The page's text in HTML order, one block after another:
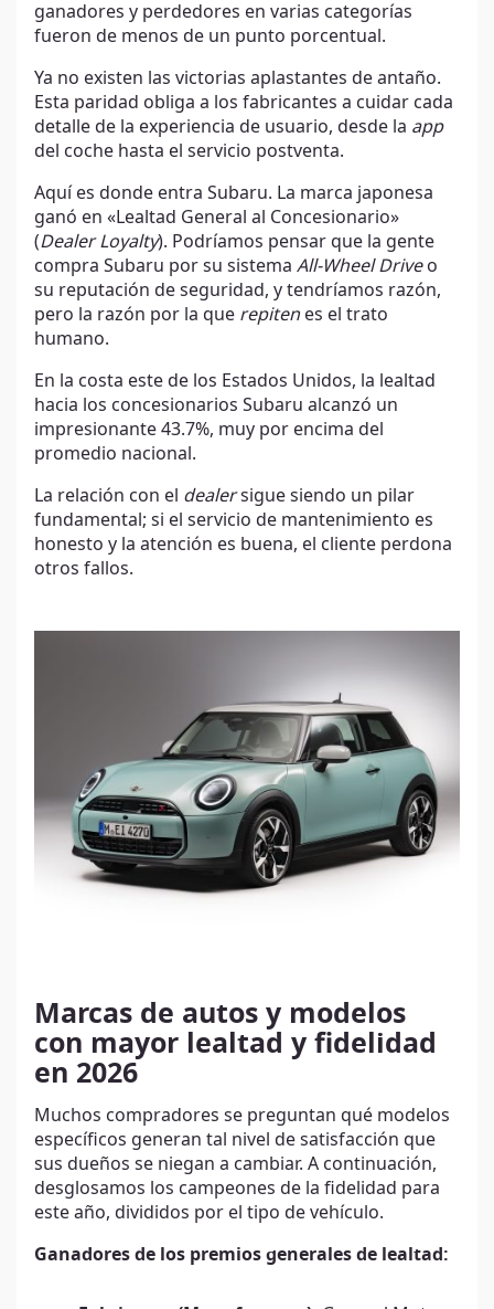
ganadores y perdedores en varias categorías
fueron de menos de un punto porcentual.
Ya no existen las victorias aplastantes de antaño.
Esta paridad obliga a los fabricantes a cuidar cada
detalle de la experiencia de usuario, desde la app
del coche hasta el servicio postventa.
Aquí es donde entra Subaru. La marca japonesa
ganó en «Lealtad General al Concesionario»
(Dealer Loyalty). Podríamos pensar que la gente
compra Subaru por su sistema All-Wheel Driveo
su reputación de seguridad, y tendríamos razón,
pero la razón por la que repiten es el trato
humano.
En la costa este de los Estados Unidos, la lealtad
hacia los concesionarios Subaru alcanzó un
impresionante 43.7%, muy por encima del
promedio nacional.
La relación con el dealersigue siendo un pilar
fundamental; si el servicio de mantenimiento es
honesto y la atención es buena, el cliente perdona
otros fallos.
Marcas de autos y modelos
con mayor lealtad y fidelidad
en 2026
Muchos compradores se preguntan qué modelos
específicos generan tal nivel de satisfacción que
sus dueños se niegan a cambiar. A continuación,
desglosamos los campeones de la fidelidad para
este año, divididos por el tipo de vehículo.
Ganadores de los premios generales de lealtad: